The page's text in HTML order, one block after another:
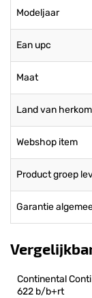
Modeljaar
Ean upc
Maat
Land van
Webshop item
Product groep
Garantie
Continental
622 b/b+rt